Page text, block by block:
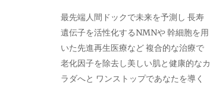
最先端人間ドックで未来を予測し 長寿
遺伝子を活性化するNMNや 幹細胞を用
いた先進再生医療など 複合的な治療で
老化因子を除去し美しい肌と健康的なカ
ラダへと ワンストップであなたを導く